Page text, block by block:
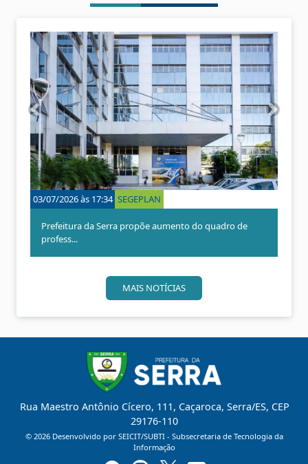
03/07/2026 às 17:34 SEGEPLAN
Prefeitura da Serra propõe aumento do quadro de
profess...
A
n
t
e
r
i
o
r
P
r
ó
x
i
m
o
MAIS NOTÍCIAS
Rua Maestro Antônio Cícero, 111, Caçaroca, Serra/ES, CEP
29176-110
© 2026 Desenvolvido por SEICIT/SUBTI - Subsecretaria de Tecnologia da
Informação